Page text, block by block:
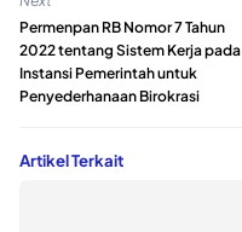
Permenpan RB Nomor 7 Tahun
2022 tentang Sistem Kerja pada
Instansi Pemerintah untuk
Penyederhanaan Birokrasi
Artikel Terkait